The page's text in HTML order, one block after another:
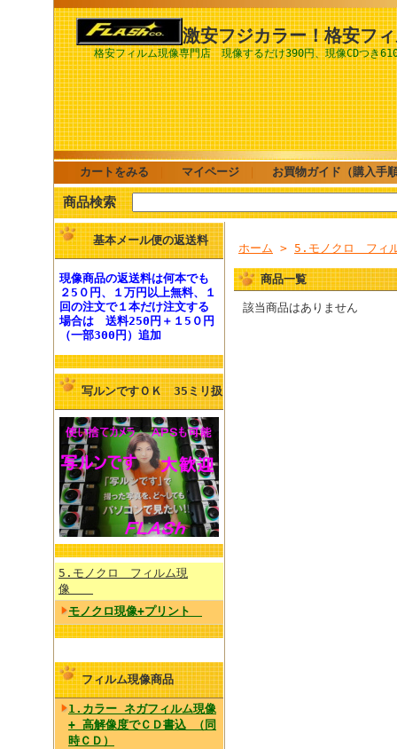
激安フジカラー！格安フ
格安フィルム現像専門店 現像するだけ390円、現像CDつき
カートをみる マイページ お買物ガイド（購入手
商品検索
基本メール便の返送料
現像商品の返送料は何本でも
２5０円、１万円以上無料、１
回の注文で１本だけ注文する
場合は 送料250円 ＋１5０円
（一部300円）追加
写ルンですＯＫ 35ミリ扱
5.モノクロ フィルム現
像
モノクロ現像+プリント
フィルム現像商品
1.カラー ネガフィルム現像
+ 高解像度でＣＤ書込 （同
時ＣＤ）
ホーム > 5.モノクロ フ
商品一覧
該当商品はありません